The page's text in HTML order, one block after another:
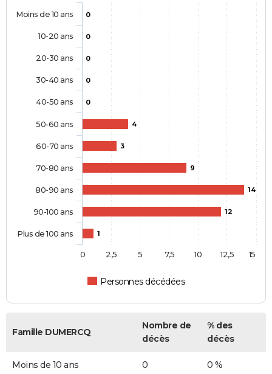
0
0
0
0
0
4
3
9
14
12
1
Personnes décédées
Moins de 10 ans
10-20 ans
20-30 ans
30-40 ans
40-50 ans
50-60 ans
60-70 ans
70-80 ans
80-90 ans
90-100 ans
Plus de 100 ans
0 2,5 5 7,5 10 12,5 15
Famille DUMERCQ
Nombre de
décès
% des
décès
Moins de 10 ans 0 0 %